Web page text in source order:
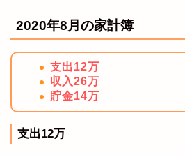
2020年8月の家計簿
支出12万
収入26万
貯金14万
支出12万